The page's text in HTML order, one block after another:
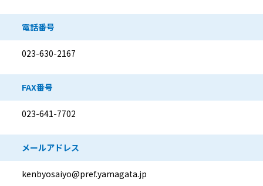
電話番号
023-630-2167
FAX番号
023-641-7702
メールアドレス
kenbyosaiyo@pref.yamagata.jp